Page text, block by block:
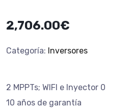
2,706.00€
Categoría: Inversores
2 MPPTs; WIFI e Inyector 0
10 años de garantía